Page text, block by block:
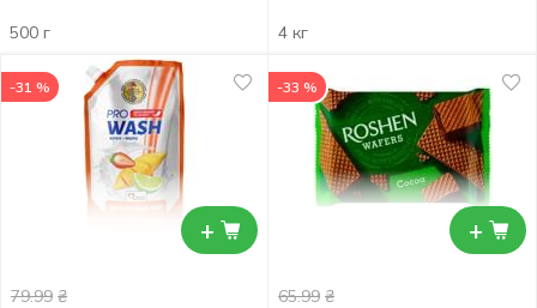
500 г 4 кг
+
-31 %
79.99 ₴
+
-33 %
65.99 ₴